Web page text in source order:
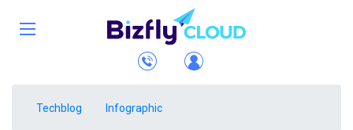
Techblog Infographic